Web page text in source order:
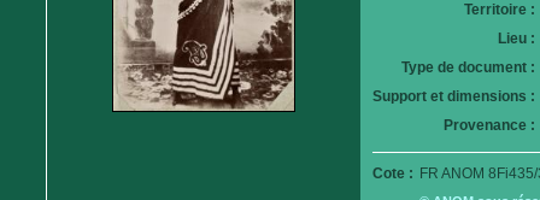
Territoire :
Lieu :
Type de document :
Support et dimensions :
Provenance :
Cote : FR ANOM